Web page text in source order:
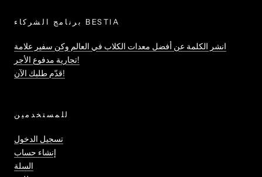
برنامج الشركاء BESTIA
انشر الكلمة عن أفضل معدات الكلاب في العالم وكن سفير علامة
تجارية مدفوع الأجر!
قدّم طلبك الآن!
للمستخدمين
تسجيل الدخول
إنشاء حساب
السلة